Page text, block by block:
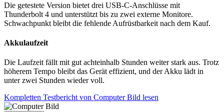
Die getestete Version bietet drei USB-C-Anschlüsse mit
Thunderbolt 4 und unterstützt bis zu zwei externe Monitore.
Schwachpunkt bleibt die fehlende Aufrüstbarkeit nach dem Kauf.
Akkulaufzeit
Die Laufzeit fällt mit gut achteinhalb Stunden weiter stark aus. Trotz
höherem Tempo bleibt das Gerät effizient, und der Akku lädt in
unter zwei Stunden wieder voll.
Kompletten Testbericht von Computer Bild lesen